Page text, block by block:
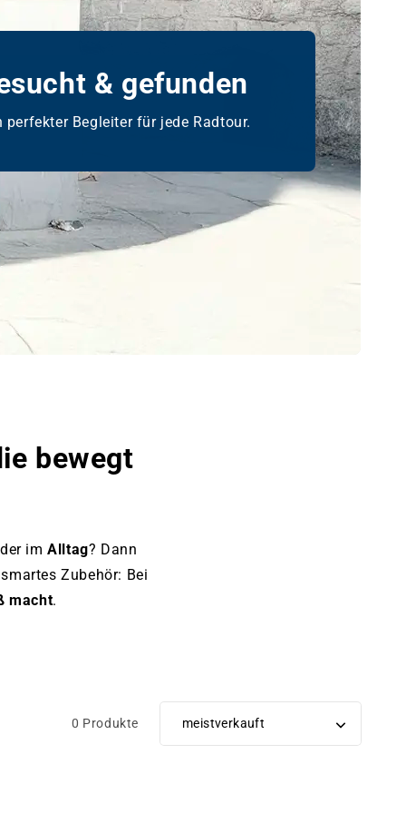
& gefunden
perfekter Begleiter für jede Radtour.
bewegt
imAlltag? Dann
Zubehör: Bei
macht.
0 Produkte